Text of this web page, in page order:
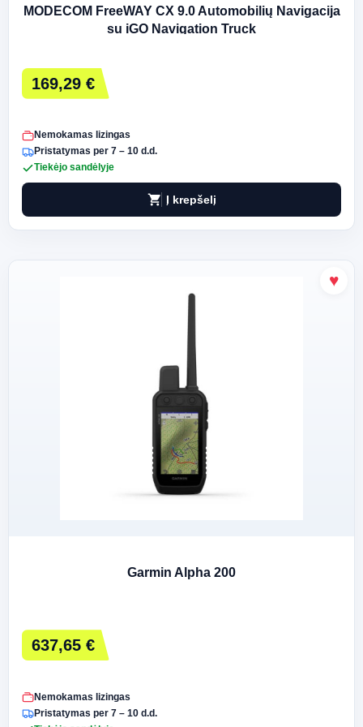
MODECOM FreeWAY CX 9.0 Automobilių Navigacija
su iGO Navigation Truck
169,29 €
Nemokamas lizingas
Pristatymas per 7 – 10 d.d.
Tiekėjo sandėlyje
shopping_cart Į krepšelį
Garmin Alpha 200
637,65 €
Nemokamas lizingas
Pristatymas per 7 – 10 d.d.